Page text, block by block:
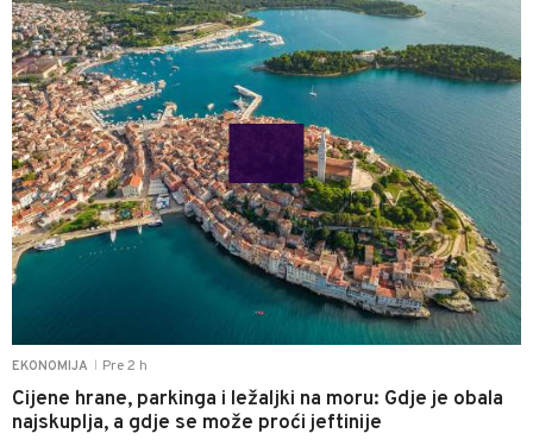
EKONOMIJA Pre 2 h
Cijene hrane, parkinga i ležaljki na moru: Gdje je obala
najskuplja, a gdje se može proći jeftinije